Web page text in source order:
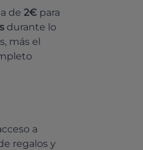
de 2€ para
durante lo
más el
a
regalos y